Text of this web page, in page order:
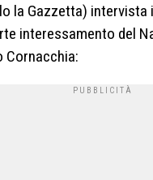
la Gazzetta)
interessamento del
Cornacchia: